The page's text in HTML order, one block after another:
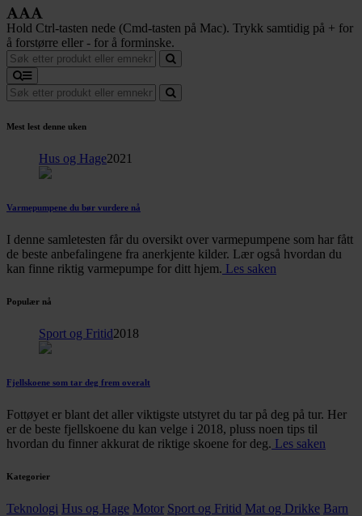
Hold Ctrl-tasten nede (Cmd-tasten på Mac). Trykk samtidig på + for
å forstørre eller - for å forminske.
Mest lest denne uken
Hus og Hage2021
Varmepumpene du bør vurdere nå
I denne samletesten får du oversikt over varmepumpene som har fått
de beste anbefalingene fra anerkjente kilder. Lær også hvordan du
kan finne riktig varmepumpe for ditt hjem. Les saken
Populær nå
Sport og Fritid2018
Fjellskoene som tar deg frem overalt
Fottøyet er blant det aller viktigste utstyret du tar på deg på tur. Her
er de beste fjellskoene du kan velge i 2018, pluss noen tips til
hvordan du finner akkurat de riktige skoene for deg. Les saken
Kategorier
Teknologi Hus og Hage Motor Sport og Fritid Mat og Drikke Barn